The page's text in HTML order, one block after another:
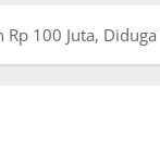
100 Juta,